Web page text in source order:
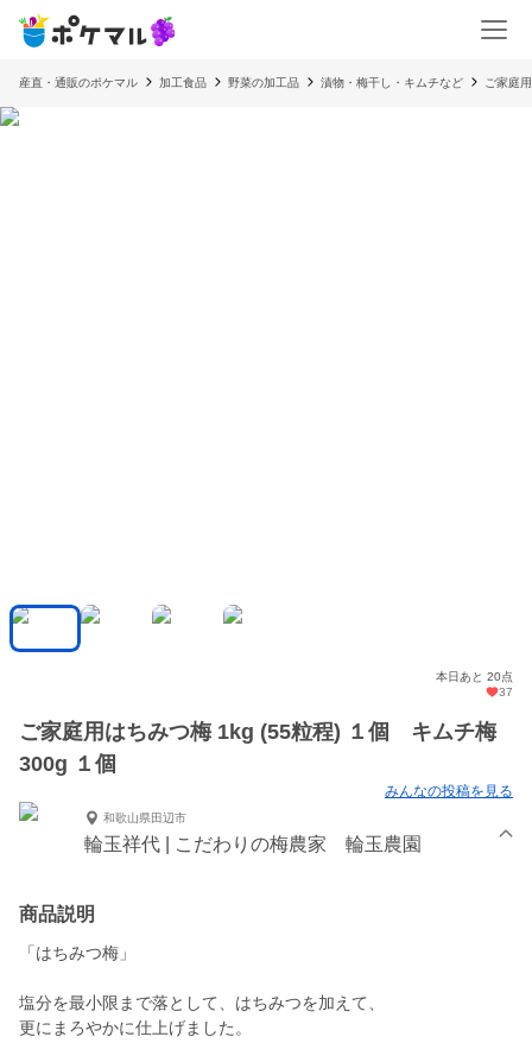
産直・通販のポケマル 加工食品 野菜の加工品 漬物・梅干し・キムチなど ご家庭
本日あと 20点
37
ご家庭用はちみつ梅 1kg (55粒程) １個 キムチ梅
300g １個
みんなの投稿を見る
和歌山県田辺市
輪玉祥代 | こだわりの梅農家 輪玉農園
商品説明
「はちみつ梅」
塩分を最小限まで落として、はちみつを加えて、
更にまろやかに仕上げました。